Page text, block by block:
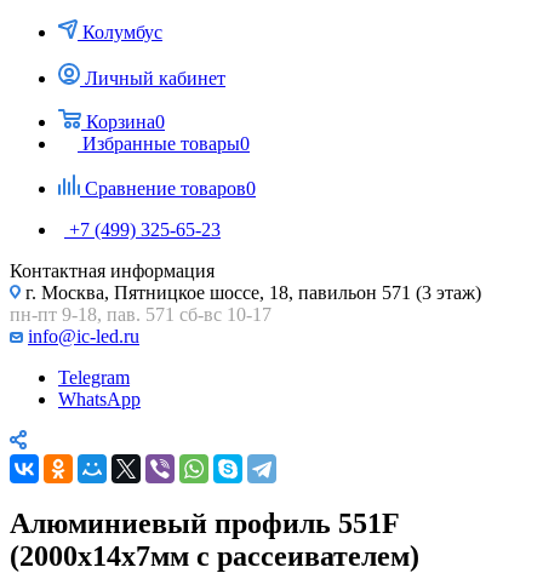
Колумбус
Личный кабинет
Корзина0
Избранные товары0
Сравнение товаров0
+7 (499) 325-65-23
Контактная информация
г. Москва, Пятницкое шоссе, 18, павильон 571 (3 этаж)
пн-пт 9-18, пав. 571 сб-вс 10-17
info@ic-led.ru
Telegram
WhatsApp
Алюминиевый профиль 551F
(2000x14x7мм с рассеивателем)